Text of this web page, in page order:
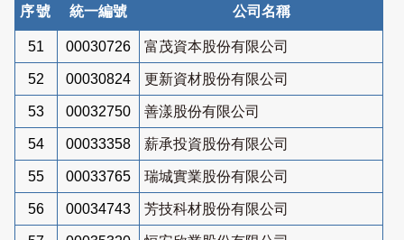
序號 統一編號 公司名稱
51 00030726 富茂資本股份有限公司
52 00030824 更新資材股份有限公司
53 00032750 善漾股份有限公司
54 00033358 薪承投資股份有限公司
55 00033765 瑞城實業股份有限公司
56 00034743 芳技科材股份有限公司